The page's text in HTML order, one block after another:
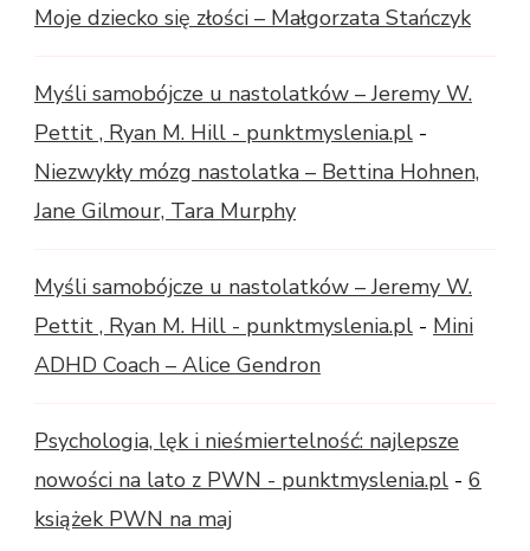
Moje dziecko się złości – Małgorzata Stańczyk
Myśli samobójcze u nastolatków – Jeremy W.
Pettit , Ryan M. Hill - punktmyslenia.pl -
Niezwykły mózg nastolatka – Bettina Hohnen,
Jane Gilmour, Tara Murphy
Myśli samobójcze u nastolatków – Jeremy W.
Pettit , Ryan M. Hill - punktmyslenia.pl - Mini
ADHD Coach – Alice Gendron
Psychologia, lęk i nieśmiertelność: najlepsze
nowości na lato z PWN - punktmyslenia.pl - 6
książek PWN na maj